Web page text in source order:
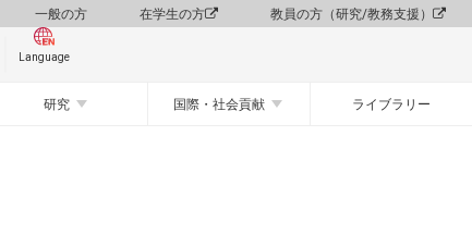
一般の方 在学生の方 教員の方（研究/教務支援）
Language
研究 国際・社会貢献 ライブラリー